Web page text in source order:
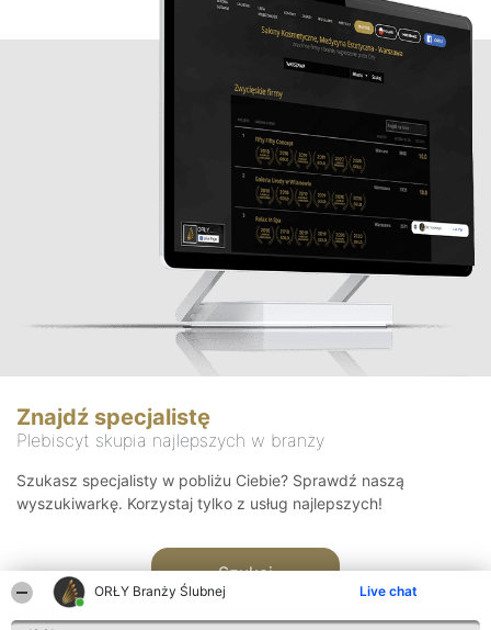
ORŁY Branży Ślubnej Live chat
Znajdź specjalistę
Plebiscyt skupia najlepszych w branży
Szukasz specjalisty w pobliżu Ciebie? Sprawdź naszą
wyszukiwarkę. Korzystaj tylko z usług najlepszych!
Szukaj